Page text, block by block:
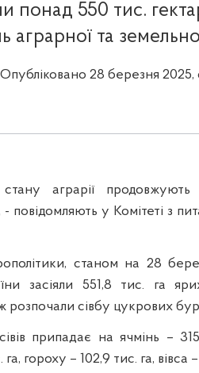
понад 550 тис.
аграрної та
Опубліковано 28 березня 2025,
аграрії продовжують
повідомляють у Комітеті з
станом на 28
засіяли 551,8 тис. га
сівбу цукрових
припадає на ячмінь –
гороху – 102,9 тис. га, вівса